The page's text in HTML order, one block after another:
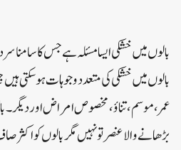
بالوں میں خشکی ایسا مسئلہ ہے جس کا سامنا
بالوں میں خشکی کی متعدد وجوہات ہوسکتی
عمر، موسم، تناؤ، مخصوص امراض اور
بڑھانے والا عنصر تو نہیں مگر بالوں کو